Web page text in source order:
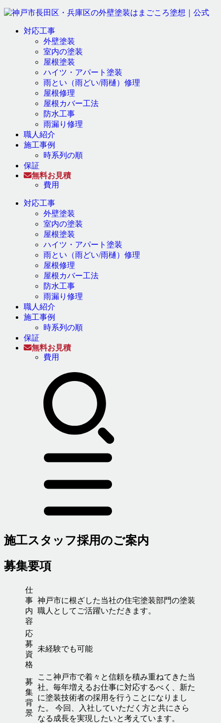
対応工事
外壁塗装
室内の塗装
屋根塗装
ハイツ・アパート塗装
雨とい（雨どい/雨樋）修理
屋根修理
屋根カバー工法
防水工事
雨漏り修理
職人紹介
施工事例
時系列の順
保証
無料お見積
費用
対応工事
外壁塗装
室内の塗装
屋根塗装
ハイツ・アパート塗装
雨とい（雨どい/雨樋）修理
屋根修理
屋根カバー工法
防水工事
雨漏り修理
職人紹介
施工事例
時系列の順
保証
無料お見積
費用
施工スタッフ採用のご案内
募集要項
仕
事
内
容
神戸市に根ざした当社の住宅塗装部門の塗装
職人としてご活躍いただきます。
応
募
資
格
未経験でも可能
募
集
背
景
ここ神戸市で着々と信頼を積み重ねてきた当
社。毎年増えるお仕事に対応するべく、新た
に塗装技術者の採用を行うことになりまし
た。 今回、入社していただく方と共にさら
なる成長を実現したいと考えています。